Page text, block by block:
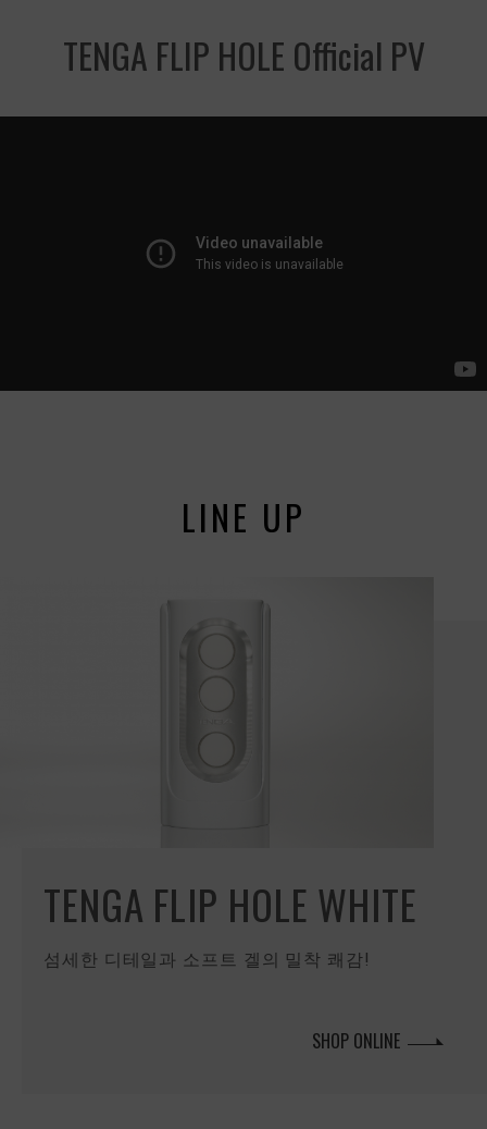
TENGA FLIP HOLE Official PV
LINE UP
TENGA FLIP HOLE WHITE
섬세한 디테일과 소프트 겔의 밀착 쾌감!
SHOP ONLINE